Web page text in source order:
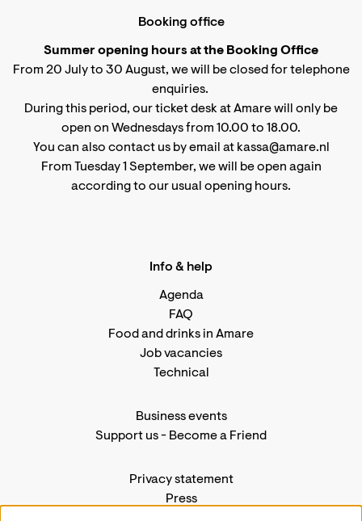
Booking office
Summer opening hours at the Booking Office
From 20 July to 30 August, we will be closed for telephone
enquiries.
During this period, our ticket desk at Amare will only be
open on Wednesdays from 10.00 to 18.00.
You can also contact us by email at kassa@amare.nl
From Tuesday 1 September, we will be open again
according to our usual opening hours.
Info & help
Agenda
FAQ
Food and drinks in Amare
Job vacancies
Technical
Business events
Support us- Become a Friend
Privacy statement
Press